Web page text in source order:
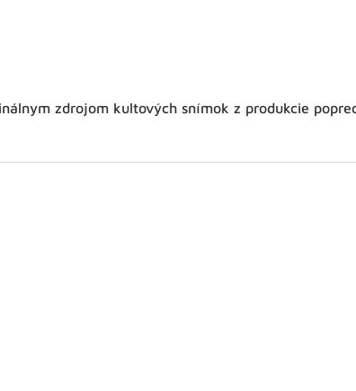
zdrojom kultových snímok z produkcie